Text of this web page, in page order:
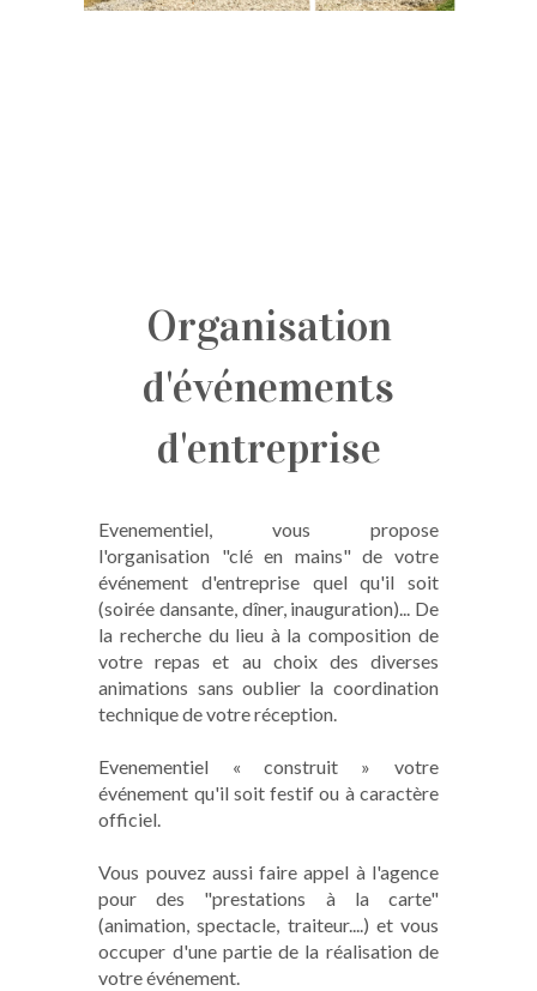
Organisation
d'événements
d'entreprise
Evenementiel, vous propose
l'organisation "clé en mains" de votre
événement d'entreprise quel qu'il soit
(soirée dansante, dîner, inauguration)... De
la recherche du lieu à la composition de
votre repas et au choix des diverses
animations sans oublier la coordination
technique de votre réception.
Evenementiel « construit » votre
événement qu'il soit festif ou à caractère
officiel.
Vous pouvez aussi faire appel à l'agence
pour des "prestations à la carte"
(animation, spectacle, traiteur....) et vous
occuper d'une partie de la réalisation de
votre événement.